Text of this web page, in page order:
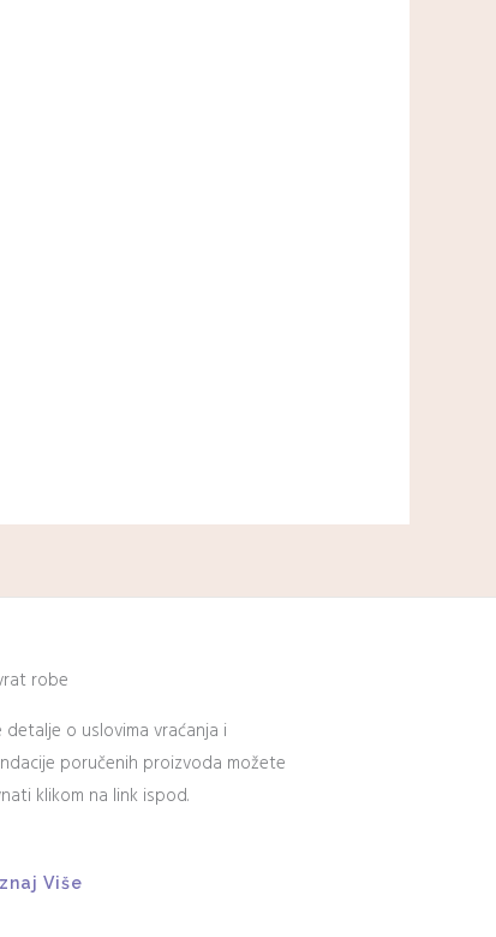
robe
detalje o uslovima vraćanja i
poručenih proizvoda možete
klikom na link ispod.
Više